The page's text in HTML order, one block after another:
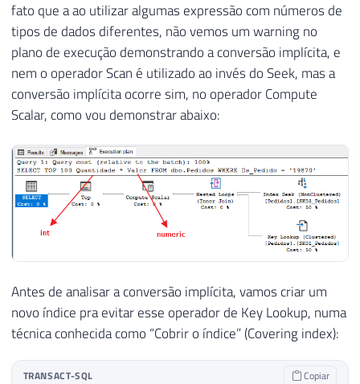
fato que a ao utilizar algumas expressão com números de
tipos de dados diferentes, não vemos um warning no
plano de execução demonstrando a conversão implícita, e
nem o operador Scan é utilizado ao invés do Seek, mas a
conversão implícita ocorre sim, no operador Compute
Scalar, como vou demonstrar abaixo:
Antes de analisar a conversão implícita, vamos criar um
novo índice pra evitar esse operador de Key Lookup, numa
técnica conhecida como “Cobrir o índice” (Covering index):
TRANSACT-SQL Copiar